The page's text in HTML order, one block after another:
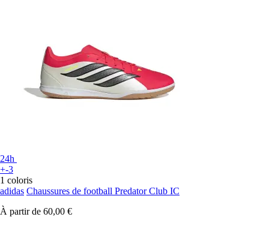
24h
+-3
1 coloris
adidas Chaussures de football Predator Club IC
À partir de 60,00 €